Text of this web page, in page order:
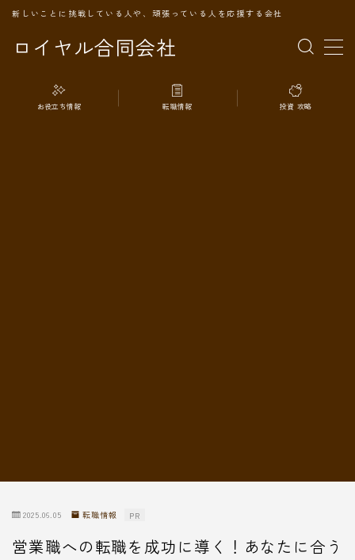
ロイヤル合同会社
新しいことに挑戦している人や、頑張っている人を応援する会社
MENU
TOPページ
お役立ち情報 転職情報 投資 攻略
2025.06.05 転職情報 PR
営業職への転職を成功に導く！あなたに合う